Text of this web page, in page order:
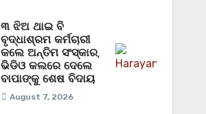
୩ ଝିଅ ଥାଇ ବି
ବୃଦ୍ଧାଶ୍ରମ କର୍ମଚାରୀ
କଲେ ଅନ୍ତିମ ସଂସ୍କାର,
ଭିଡିଓ କଲରେ ଦେଲେ
ବାପାଙ୍କୁ ଶେଷ ବିଦାୟ
August 7, 2026